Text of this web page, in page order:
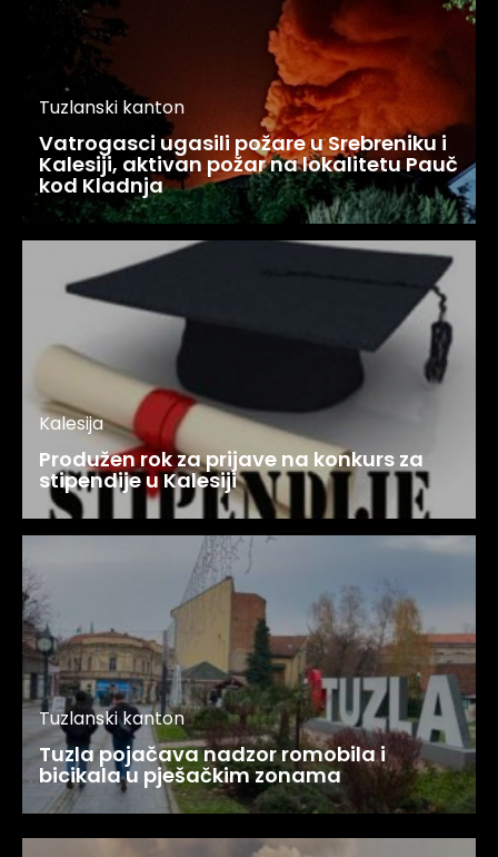
Tuzlanski kanton
Vatrogasci ugasili požare u Srebreniku i
Kalesiji, aktivan požar na lokalitetu Pauč
kod Kladnja
Kalesija
Produžen rok za prijave na konkurs za
stipendije u Kalesiji
Tuzlanski kanton
Tuzla pojačava nadzor romobila i
bicikala u pješačkim zonama